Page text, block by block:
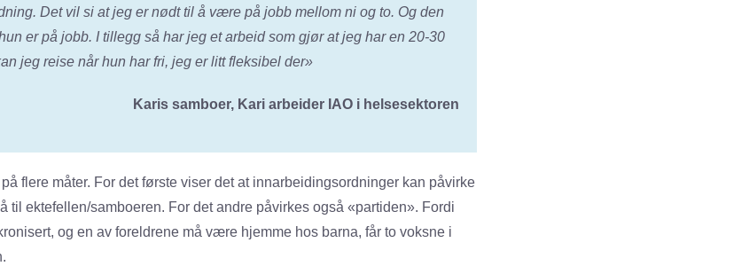
Det vil si at jeg er nødt til å være på jobb mellom ni og to. Og den
er på jobb. I tillegg så har jeg et arbeid som gjør at jeg har en 20-30
jeg reise når hun har fri, jeg er litt fleksibel der»
Karis samboer, Kari arbeider IAO i helsesektoren
flere måter. For det første viser det at innarbeidingsordninger kan påvirke
til ektefellen/samboeren. For det andre påvirkes også «partiden». Fordi
og en av foreldrene må være hjemme hos barna, får to voksne i